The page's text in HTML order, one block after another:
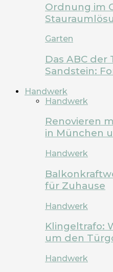
Ordnung im
Garten
Das ABC der
Sandstein:
Handwerk
Handwerk
Renovieren
in München
Handwerk
für Zuhause
Handwerk
Klingeltrafo:
um den
Handwerk